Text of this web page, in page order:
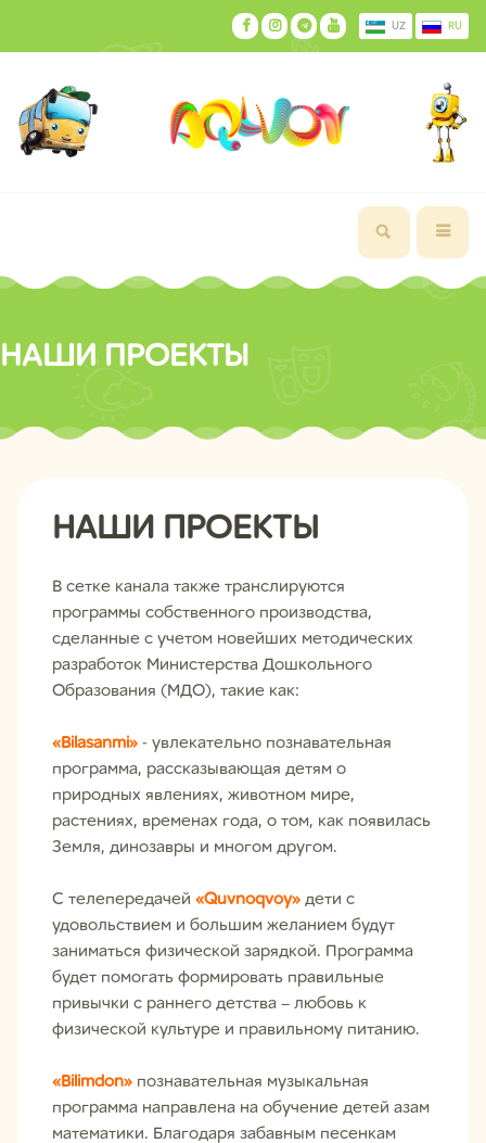
UZ RU
НАШИ ПРОЕКТЫ
НАШИ ПРОЕКТЫ
В сетке канала также транслируются
программы собственного производства,
сделанные с учетом новейших методических
разработок Министерства Дошкольного
Образования (МДО), такие как:
«Bilasanmi» - увлекательно познавательная
программа, рассказывающая детям о
природных явлениях, животном мире,
растениях, временах года, о том, как появилась
Земля, динозавры и многом другом.
С телепередачей «Quvnoqvoy» дети с
удовольствием и большим желанием будут
заниматься физической зарядкой. Программа
будет помогать формировать правильные
привычки с раннего детства – любовь к
физической культуре и правильному питанию.
«Bilimdon» познавательная музыкальная
программа направлена на обучение детей азам
математики. Благодаря забавным песенкам